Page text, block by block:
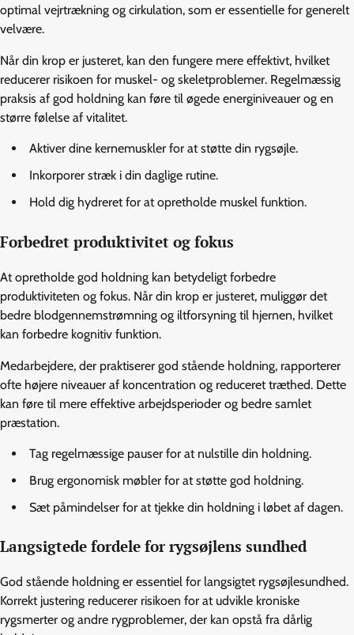
optimal vejrtrækning og cirkulation, som er essentielle for generelt
velvære.
Når din krop er justeret, kan den fungere mere effektivt, hvilket
reducerer risikoen for muskel- og skeletproblemer. Regelmæssig
praksis af god holdning kan føre til øgede energiniveauer og en
større følelse af vitalitet.
Aktiver dine kernemuskler for at støtte din rygsøjle.
Inkorporer stræk i din daglige rutine.
Hold dig hydreret for at opretholde muskel funktion.
Forbedret produktivitet og fokus
At opretholde god holdning kan betydeligt forbedre
produktiviteten og fokus. Når din krop er justeret, muliggør det
bedre blodgennemstrømning og iltforsyning til hjernen, hvilket
kan forbedre kognitiv funktion.
Medarbejdere, der praktiserer god stående holdning, rapporterer
ofte højere niveauer af koncentration og reduceret træthed. Dette
kan føre til mere effektive arbejdsperioder og bedre samlet
præstation.
Tag regelmæssige pauser for at nulstille din holdning.
Brug ergonomisk møbler for at støtte god holdning.
Sæt påmindelser for at tjekke din holdning i løbet af dagen.
Langsigtede fordele for rygsøjlens sundhed
God stående holdning er essentiel for langsigtet rygsøjlesundhed.
Korrekt justering reducerer risikoen for at udvikle kroniske
rygsmerter og andre rygproblemer, der kan opstå fra dårlig